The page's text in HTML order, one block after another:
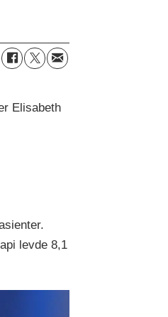
Elisabeth
levde 8,1